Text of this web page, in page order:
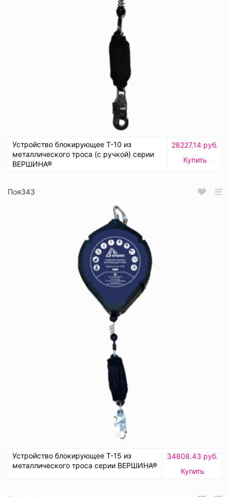
Устройство блокирующее Т-10 из
металлического троса (с ручкой) серии
ВЕРШИНА®
28227.14 руб.
Купить
Поя343
Устройство блокирующее Т-15 из
металлического троса серии ВЕРШИНА®
34808.43 руб.
Купить